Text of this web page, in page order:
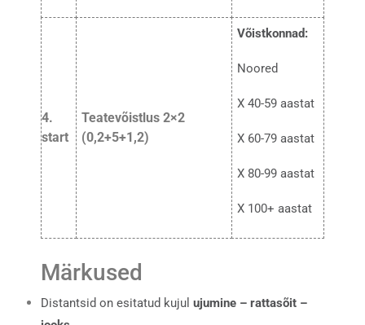
4.
start
Teatevõistlus 2×2
(0,2+5+1,2)
Võistkonnad:
Noored
X 40-59 aastat
X 60-79 aastat
X 80-99 aastat
X 100+ aastat
Märkused
Distantsid on esitatud kujul ujumine – rattasõit –